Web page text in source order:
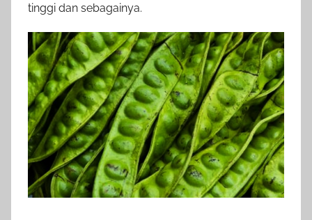
tinggi dan sebagainya.